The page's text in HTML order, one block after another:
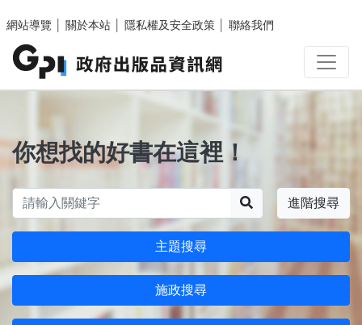
網站導覽
關於本站 隱私權及安全政策 聯絡我們
你想找的好書在這裡！
進階搜尋
主題搜尋
施政搜尋